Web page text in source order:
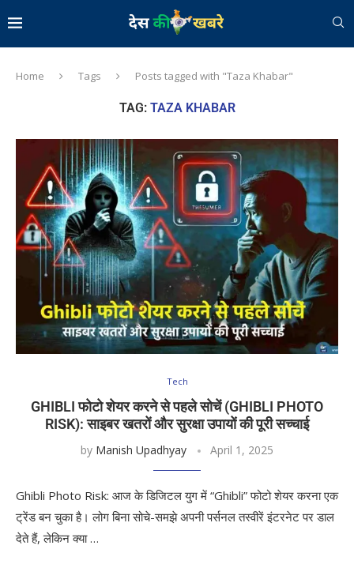
Home Tags Posts tagged with "Taza Khabar"
TAG: TAZA KHABAR
Tech
GHIBLI फोटो शेयर करने से पहले सोचें (GHIBLI PHOTO
RISK): साइबर खतरों और सुरक्षा उपायों की पूरी सच्चाई
by Manish Upadhyay April 1, 2025
Ghibli Photo Risk: आज के डिजिटल युग में “Ghibli” फोटो शेयर करना एक
ट्रेंड बन चुका है। लोग बिना सोचे-समझे अपनी पर्सनल तस्वीरें इंटरनेट पर डाल
देते हैं, लेकिन क्या …